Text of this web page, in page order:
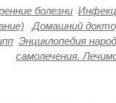
болезни
Домашний
Энциклопедия
самолечения.